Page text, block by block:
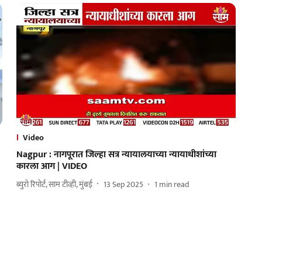
Video
Nagpur : नागपूरात जिल्हा सत्र न्यायालयाच्या न्यायाधीशांच्या
कारला आग | VIDEO
ब्युरो रिपोर्ट, साम टीव्ही, मुंबई 13 Sep 2025 1 min read